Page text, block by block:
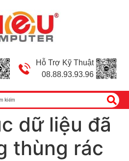
Hỗ Trợ Kỹ Thuật
08.88.93.93.96
dữ liệu đã
thùng rác